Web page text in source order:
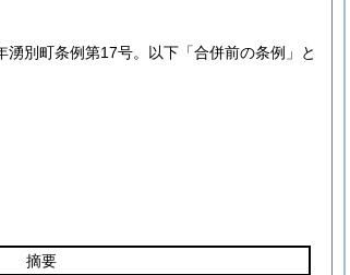
湧別町条例第17号。以下「合併前の条例」と
摘要